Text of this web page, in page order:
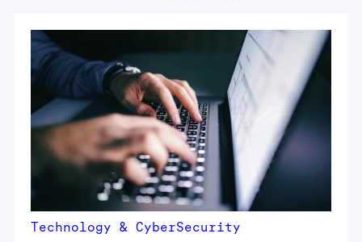
Technology & CyberSecurity